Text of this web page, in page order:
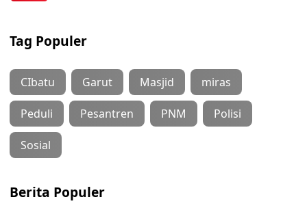
Tag Populer
CIbatu Garut Masjid miras
Peduli Pesantren PNM Polisi
Sosial
Berita Populer